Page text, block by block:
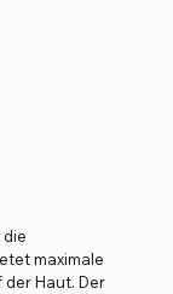
maximale
Haut. Der